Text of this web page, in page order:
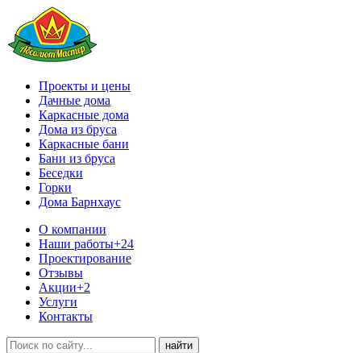
Проекты и цены
Дачные дома
Каркасные дома
Дома из бруса
Каркасные бани
Бани из бруса
Беседки
Горки
Дома Барнхаус
О компании
Наши работы+24
Проектирование
Отзывы
Акции+2
Услуги
Контакты